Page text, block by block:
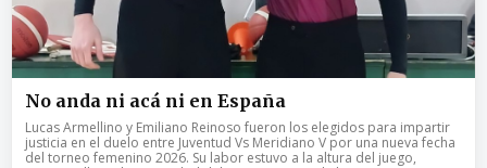
No anda ni acá ni en España
Lucas Armellino y Emiliano Reinoso fueron los elegidos para impartir
justicia en el duelo entre Juventud Vs Meridiano V por una nueva fecha
del torneo femenino 2026. Su labor estuvo a la altura del juego,